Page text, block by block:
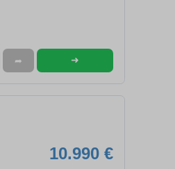
➦ ➜
10.990 €